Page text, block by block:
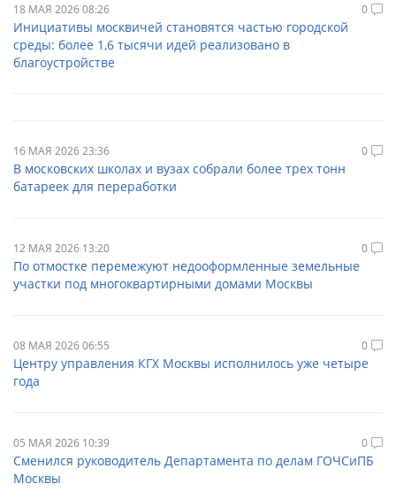
18 МАЯ 2026 08:26 0
Инициативы москвичей становятся частью городской
среды: более 1,6 тысячи идей реализовано в
благоустройстве
16 МАЯ 2026 23:36 0
В московских школах и вузах собрали более трех тонн
батареек для переработки
12 МАЯ 2026 13:20 0
По отмостке перемежуют недооформленные земельные
участки под многоквартирными домами Москвы
08 МАЯ 2026 06:55 0
Центру управления КГХ Москвы исполнилось уже четыре
года
05 МАЯ 2026 10:39 0
Сменился руководитель Департамента по делам ГОЧСиПБ
Москвы